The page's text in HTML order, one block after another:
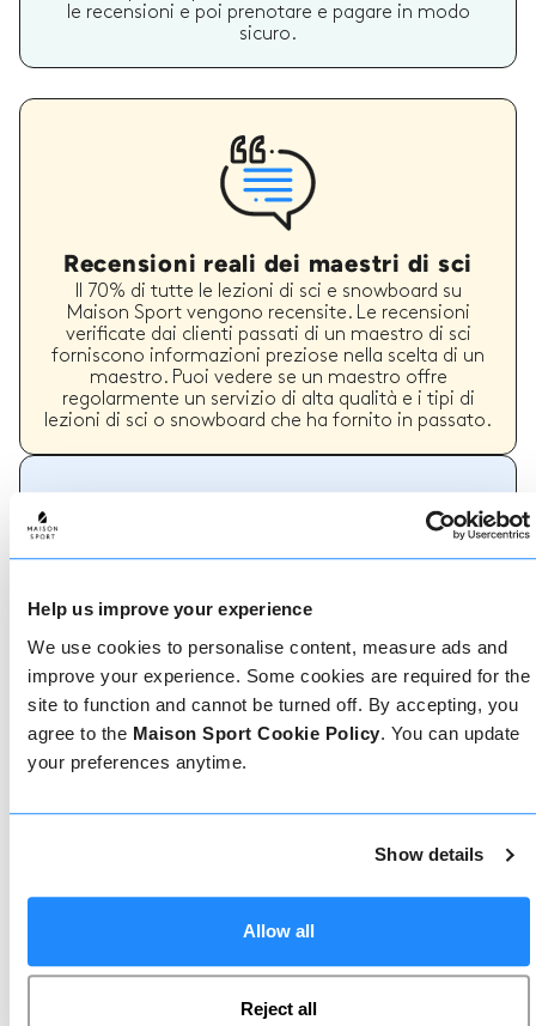
Help us improve your experience
We use cookies to personalise content, measure ads and
improve your experience. Some cookies are required for the
site to function and cannot be turned off. By accepting, you
agree to the Maison Sport Cookie Policy. You can update
your preferences anytime.
Show details
Allow all
Reject all
le recensioni e poi prenotare e pagare in modo
sicuro.
Recensioni reali dei maestri di sci
Il 70% di tutte le lezioni di sci e snowboard su
Maison Sport vengono recensite. Le recensioni
verificate dai clienti passati di un maestro di sci
forniscono informazioni preziose nella scelta di un
maestro. Puoi vedere se un maestro offre
regolarmente un servizio di alta qualità e i tipi di
lezioni di sci o snowboard che ha fornito in passato.
Come prenotare
semplice, il nostro team di esperti è sempre a
o parlate con il nostro team se avete bisogno di
assistenza.
Prenota online
Chat dal vivo